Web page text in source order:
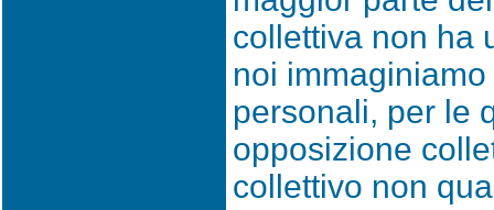
collettiva non ha
noi
personali, per le
opposizione
collettivo non